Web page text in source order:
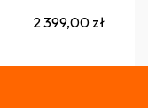
2 399,00 zł